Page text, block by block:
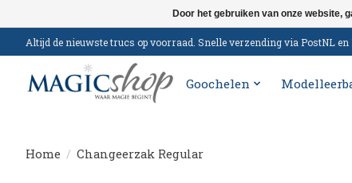
Altijd de nieuwste trucs op voorraad. Snelle verzending via PostNL
Goochelen
Home / Changeerzak Regular
Door het gebruiken van onze website,